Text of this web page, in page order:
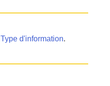
Type d'information.